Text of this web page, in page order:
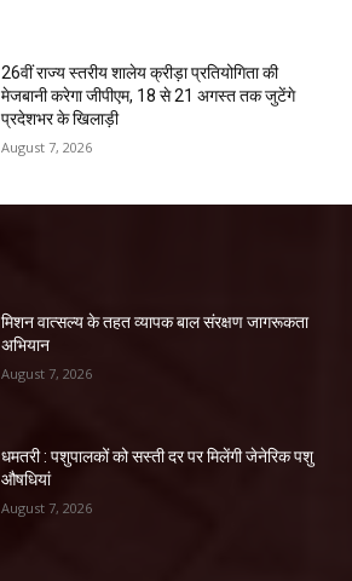
26वीं राज्य स्तरीय शालेय क्रीड़ा प्रतियोगिता की
मेजबानी करेगा जीपीएम, 18 से 21 अगस्त तक जुटेंगे
प्रदेशभर के खिलाड़ी
August 7, 2026
मिशन वात्सल्य के तहत व्यापक बाल संरक्षण जागरूकता
अभियान
August 7, 2026
धमतरी : पशुपालकों को सस्ती दर पर मिलेंगी जेनेरिक पशु
औषधियां
August 7, 2026